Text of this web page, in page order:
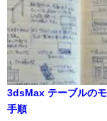
3dsMax テーブルの
手順